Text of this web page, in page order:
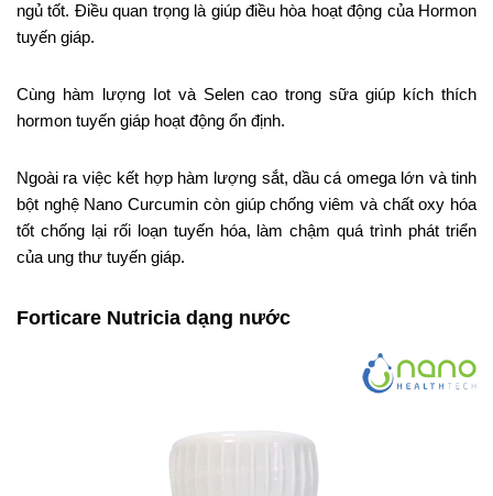
ngủ tốt. Điều quan trọng là giúp điều hòa hoạt động của Hormon
tuyến giáp.
Cùng hàm lượng Iot và Selen cao trong sữa giúp kích thích
hormon tuyến giáp hoạt động ổn định.
Ngoài ra việc kết hợp hàm lượng sắt, dầu cá omega lớn và tinh
bột nghệ Nano Curcumin còn giúp chống viêm và chất oxy hóa
tốt chống lại rối loạn tuyến hóa, làm chậm quá trình phát triển
của ung thư tuyến giáp.
Forticare Nutricia dạng nước